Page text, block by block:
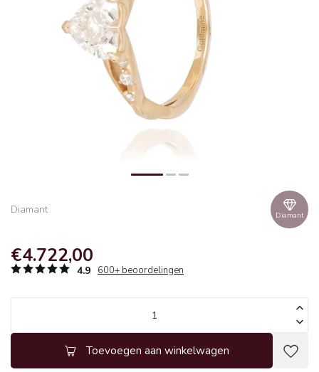
Diamant Diamant
€4.722,00
4.9 600+ beoordelingen
Toevoegen aan winkelwagen